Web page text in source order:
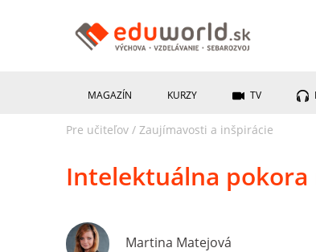
MAGAZÍN KURZY TV
Pre učiteľov / Zaujímavosti a inšpirácie
Intelektuálna pokora
Martina Matejová